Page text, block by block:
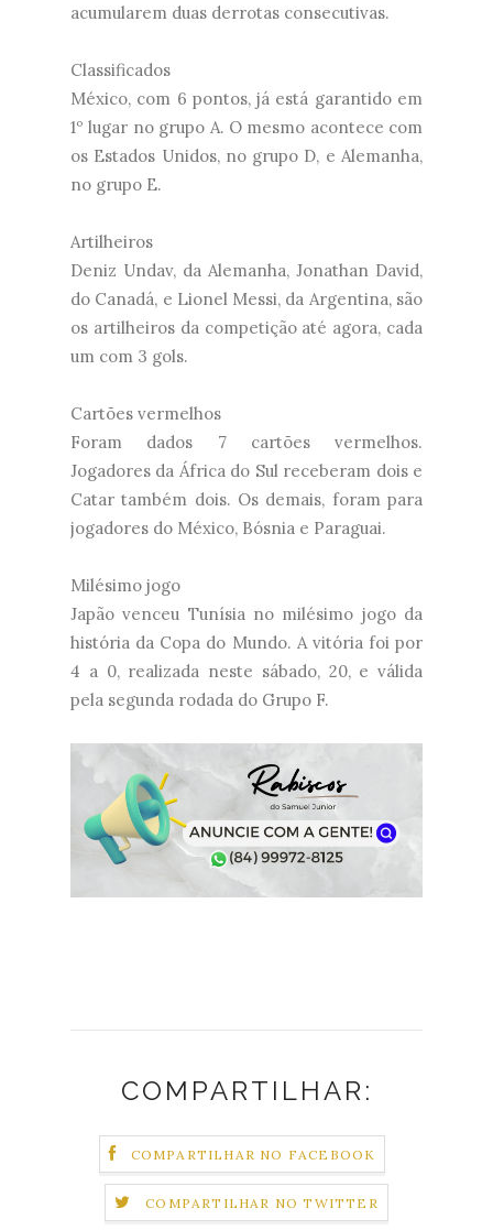
acumularem duas derrotas consecutivas.
Classificados
México, com 6 pontos, já está garantido em
1º lugar no grupo A. O mesmo acontece com
os Estados Unidos, no grupo D, e Alemanha,
no grupo E.
Artilheiros
Deniz Undav, da Alemanha, Jonathan David,
do Canadá, e Lionel Messi, da Argentina, são
os artilheiros da competição até agora, cada
um com 3 gols.
Cartões vermelhos
Foram dados 7 cartões vermelhos.
Jogadores da África do Sul receberam dois e
Catar também dois. Os demais, foram para
jogadores do México, Bósnia e Paraguai.
Milésimo jogo
Japão venceu Tunísia no milésimo jogo da
história da Copa do Mundo. A vitória foi por
4 a 0, realizada neste sábado, 20, e válida
pela segunda rodada do Grupo F.
COMPARTILHAR:
COMPARTILHAR NO FACEBOOK
COMPARTILHAR NO TWITTER